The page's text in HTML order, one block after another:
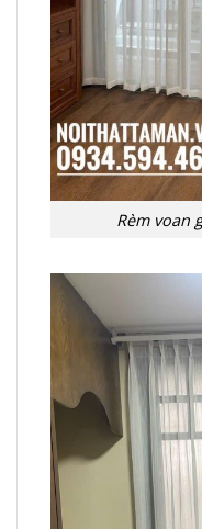
Rèm voan